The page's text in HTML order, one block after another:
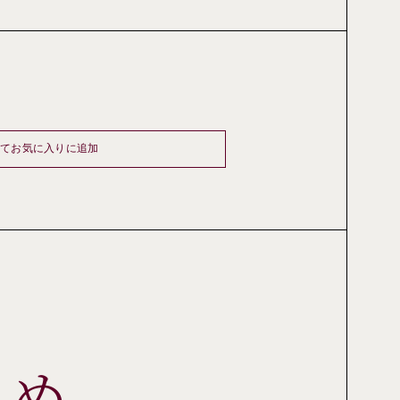
お気に入りに追加